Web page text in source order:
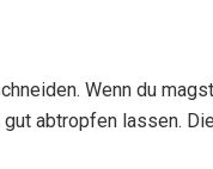
Wenn du
abtropfen lassen.